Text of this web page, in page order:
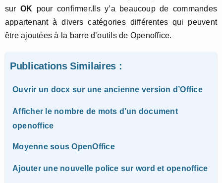
sur OK pour confirmer.Ils y’a beaucoup de commandes
appartenant à divers catégories différentes qui peuvent
être ajoutées à la barre d’outils de Openoffice.
Publications Similaires :
Ouvrir un docx sur une ancienne version d’Office
Afficher le nombre de mots d’un document
openoffice
Moyenne sous OpenOffice
Ajouter une nouvelle police sur word et openoffice